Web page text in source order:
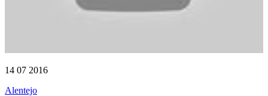
14 07 2016
Alentejo